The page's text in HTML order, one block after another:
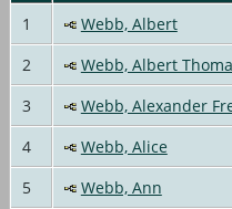
1
Webb, Albert
2
Webb, Albert
3
Webb, Alexander
4
Webb, Alice
5
Webb, Ann